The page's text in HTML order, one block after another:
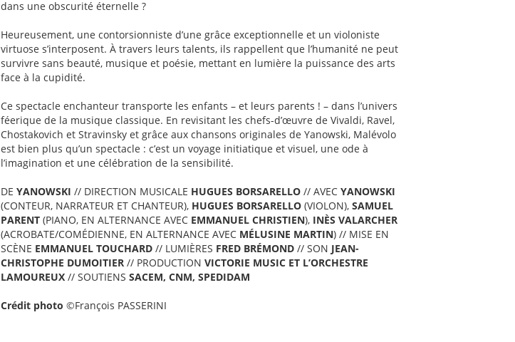
dans une obscurité éternelle ?
Heureusement, une contorsionniste d’une grâce exceptionnelle et un violoniste
virtuose s’interposent. À travers leurs talents, ils rappellent que l’humanité ne peut
survivre sans beauté, musique et poésie, mettant en lumière la puissance des arts
face à la cupidité.
Ce spectacle enchanteur transporte les enfants – et leurs parents ! – dans l’univers
féerique de la musique classique. En revisitant les chefs-d’œuvre de Vivaldi, Ravel,
Chostakovich et Stravinsky et grâce aux chansons originales de Yanowski, Malévolo
est bien plus qu’un spectacle : c’est un voyage initiatique et visuel, une ode à
l’imagination et une célébration de la sensibilité.
DEYANOWSKI // DIRECTION MUSICALE HUGUES BORSARELLO // AVECYANOWSKI
(CONTEUR, NARRATEUR ET CHANTEUR), HUGUES BORSARELLO (VIOLON),SAMUEL
PARENT (PIANO, EN ALTERNANCE AVEC EMMANUEL CHRISTIEN), INÈS VALARCHER
(ACROBATE/COMÉDIENNE, EN ALTERNANCE AVEC MÉLUSINE MARTIN) // MISE EN
SCÈNE EMMANUEL TOUCHARD // LUMIÈRES FRED BRÉMOND // SON JEAN-
CHRISTOPHE DUMOITIER // PRODUCTIONVICTORIE MUSIC ET L’ORCHESTRE
LAMOUREUX // SOUTIENSSACEM, CNM, SPEDIDAM
Crédit photo ©François PASSERINI